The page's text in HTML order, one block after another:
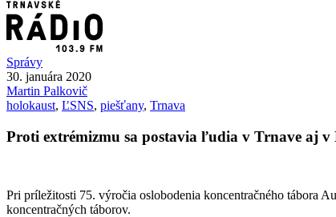
Správy
30. januára 2020
Martin Palkovič
holokaust, ĽSNS, piešťany, Trnava
Proti extrémizmu sa postavia ľudia v Trnave aj v
Pri príležitosti 75. výročia oslobodenia koncentračného tábora
koncentračných táborov.